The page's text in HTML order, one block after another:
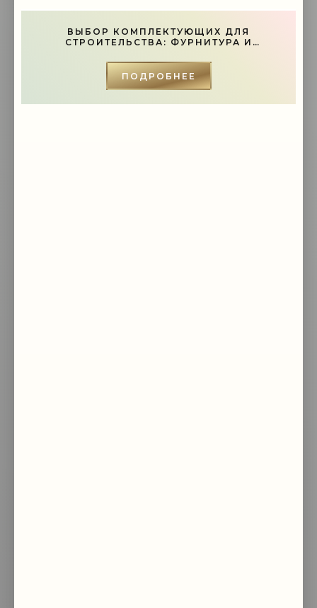
-- Люблю давать советы и очень не люблю, когда их дают мне.
ВЫБОР КОМПЛЕКТУЮЩИХ ДЛЯ
СТРОИТЕЛЬСТВА: ФУРНИТУРА И
ПОДРОБНЕЕ